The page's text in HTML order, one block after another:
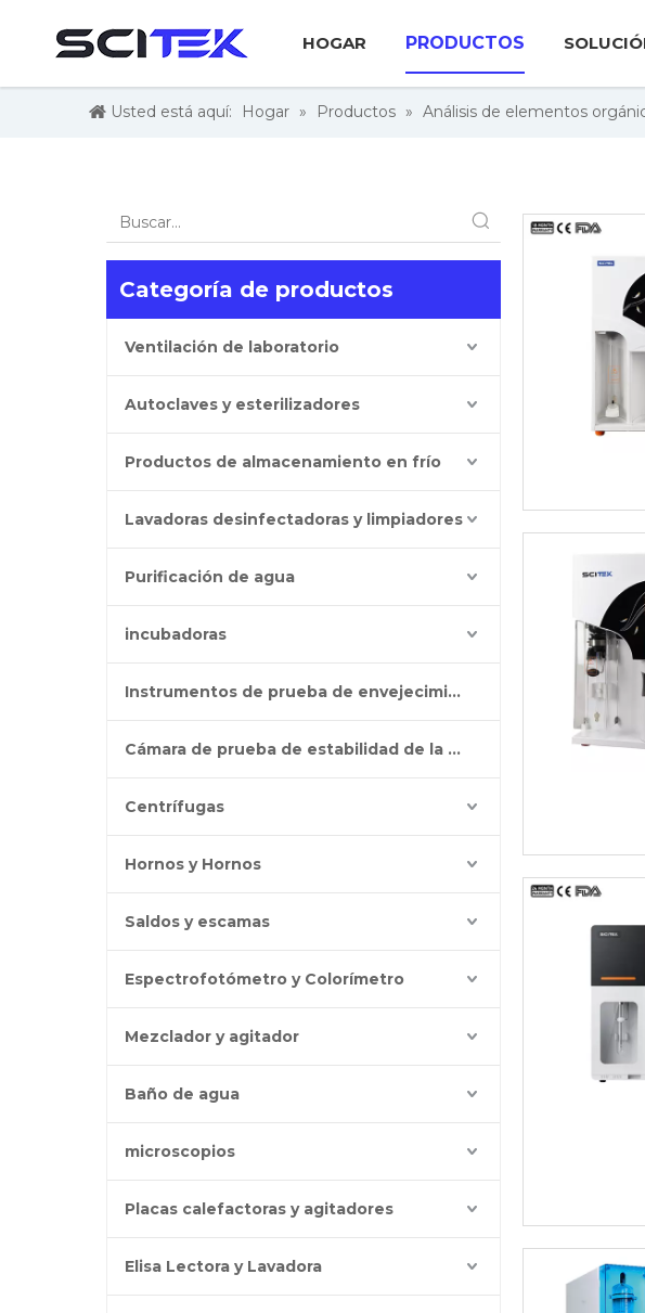
HOGAR PRODUCTOS
Usted está aquí: Hogar » Productos » Análisis de elementos
Categoría de productos
Ventilación de laboratorio
Autoclaves y esterilizadores
Productos de almacenamiento en frío
Lavadoras desinfectadoras y limpiadores
Purificación de agua
incubadoras
Instrumentos de prueba de envejecimiento
Cámara de prueba de estabilidad de la batería
Centrífugas
Hornos y Hornos
Saldos y escamas
Espectrofotómetro y Colorímetro
Mezclador y agitador
Baño de agua
microscopios
Placas calefactoras y agitadores
Elisa Lectora y Lavadora